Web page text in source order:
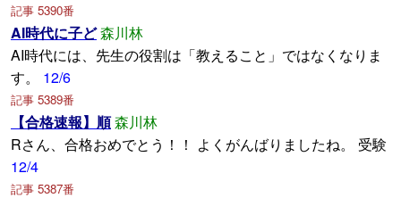
記事 5390番
AI時代に子ど森川林
AI時代には、先生の役割は「教えること」ではなくなりま
す。 12/6
記事 5389番
【合格速報】順森川林
Rさん、合格おめでとう！！ よくがんばりましたね。 受験
12/4
記事 5387番